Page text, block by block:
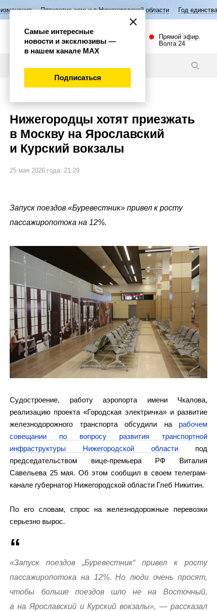
семьи в Нижегородской области Год единства народов России
Прямой эфир.
Волга 24
Нижегородцы хотят приезжать
в Москву на Ярославский
и Курский вокзалы
25 мая 2026 года, 21:29
Запуск поездов «Буревестник» привел к росту
пассажиропотока на 12%.
Судостроение, работу аэропорта имени Чкалова,
реализацию проекта «Городская электричка» и развитие
железнодорожного транспорта обсудили на рабочем
совещании по вопросу развития транспортной
инфраструктуры Нижегородской области под
председательством вице-премьера РФ Виталия
Савельева 25 мая. Об этом сообщил в своем телеграм-
канале губернатор Нижегородской области Глеб Никитин.
По его словам, спрос на железнодорожные перевозки
серьезно вырос.
«Запуск поездов „Буревестник“ привел к росту
пассажиропотока на 12%. Но люди очень просят,
чтобы больше поездов шло не на Восточный,
а на Ярославский и Курский вокзалы», — рассказал
Самые интересные
новости и эксклюзивы —
в нашем канале МАХ
Подписаться